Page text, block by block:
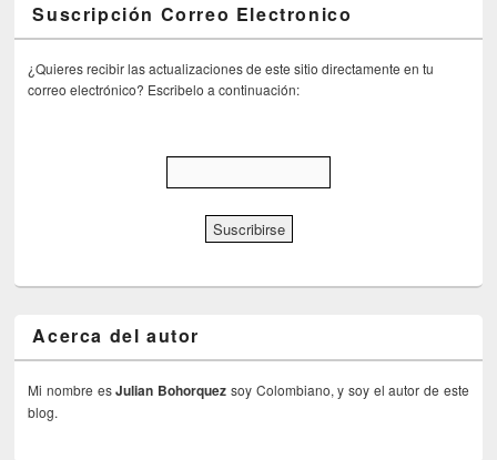
Suscripción Correo Electronico
¿Quieres recibir las actualizaciones de este sitio directamente en tu
correo electrónico? Escribelo a continuación:
Acerca del autor
Mi nombre esJulian Bohorquez soy Colombiano, y soy el autor de este
blog.